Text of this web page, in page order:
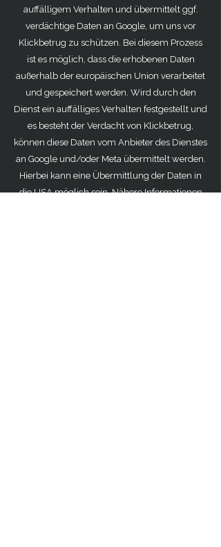
auffälligem Verhalten und übermittelt ggf.
verdächtige Daten an Google, um uns vor
Klickbetrug zu schützen. Bei diesem Prozess
ist es möglich, dass die erhobenen Daten
außerhalb der europäischen Union verarbeitet
und gespeichert werden. Wird durch den
Dienst ein auffälliges Verhalten festgestellt und
es besteht der Verdacht von Klickbetrug,
können diese Daten vom Anbieter des Dienstes
an Google und/oder Meta übermittelt werden.
Hierbei kann eine Übermittlung der Daten in
die USA möglich sein. Nähere Informationen